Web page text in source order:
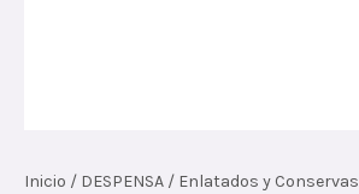
Inicio / DESPENSA / Enlatados y Conservas